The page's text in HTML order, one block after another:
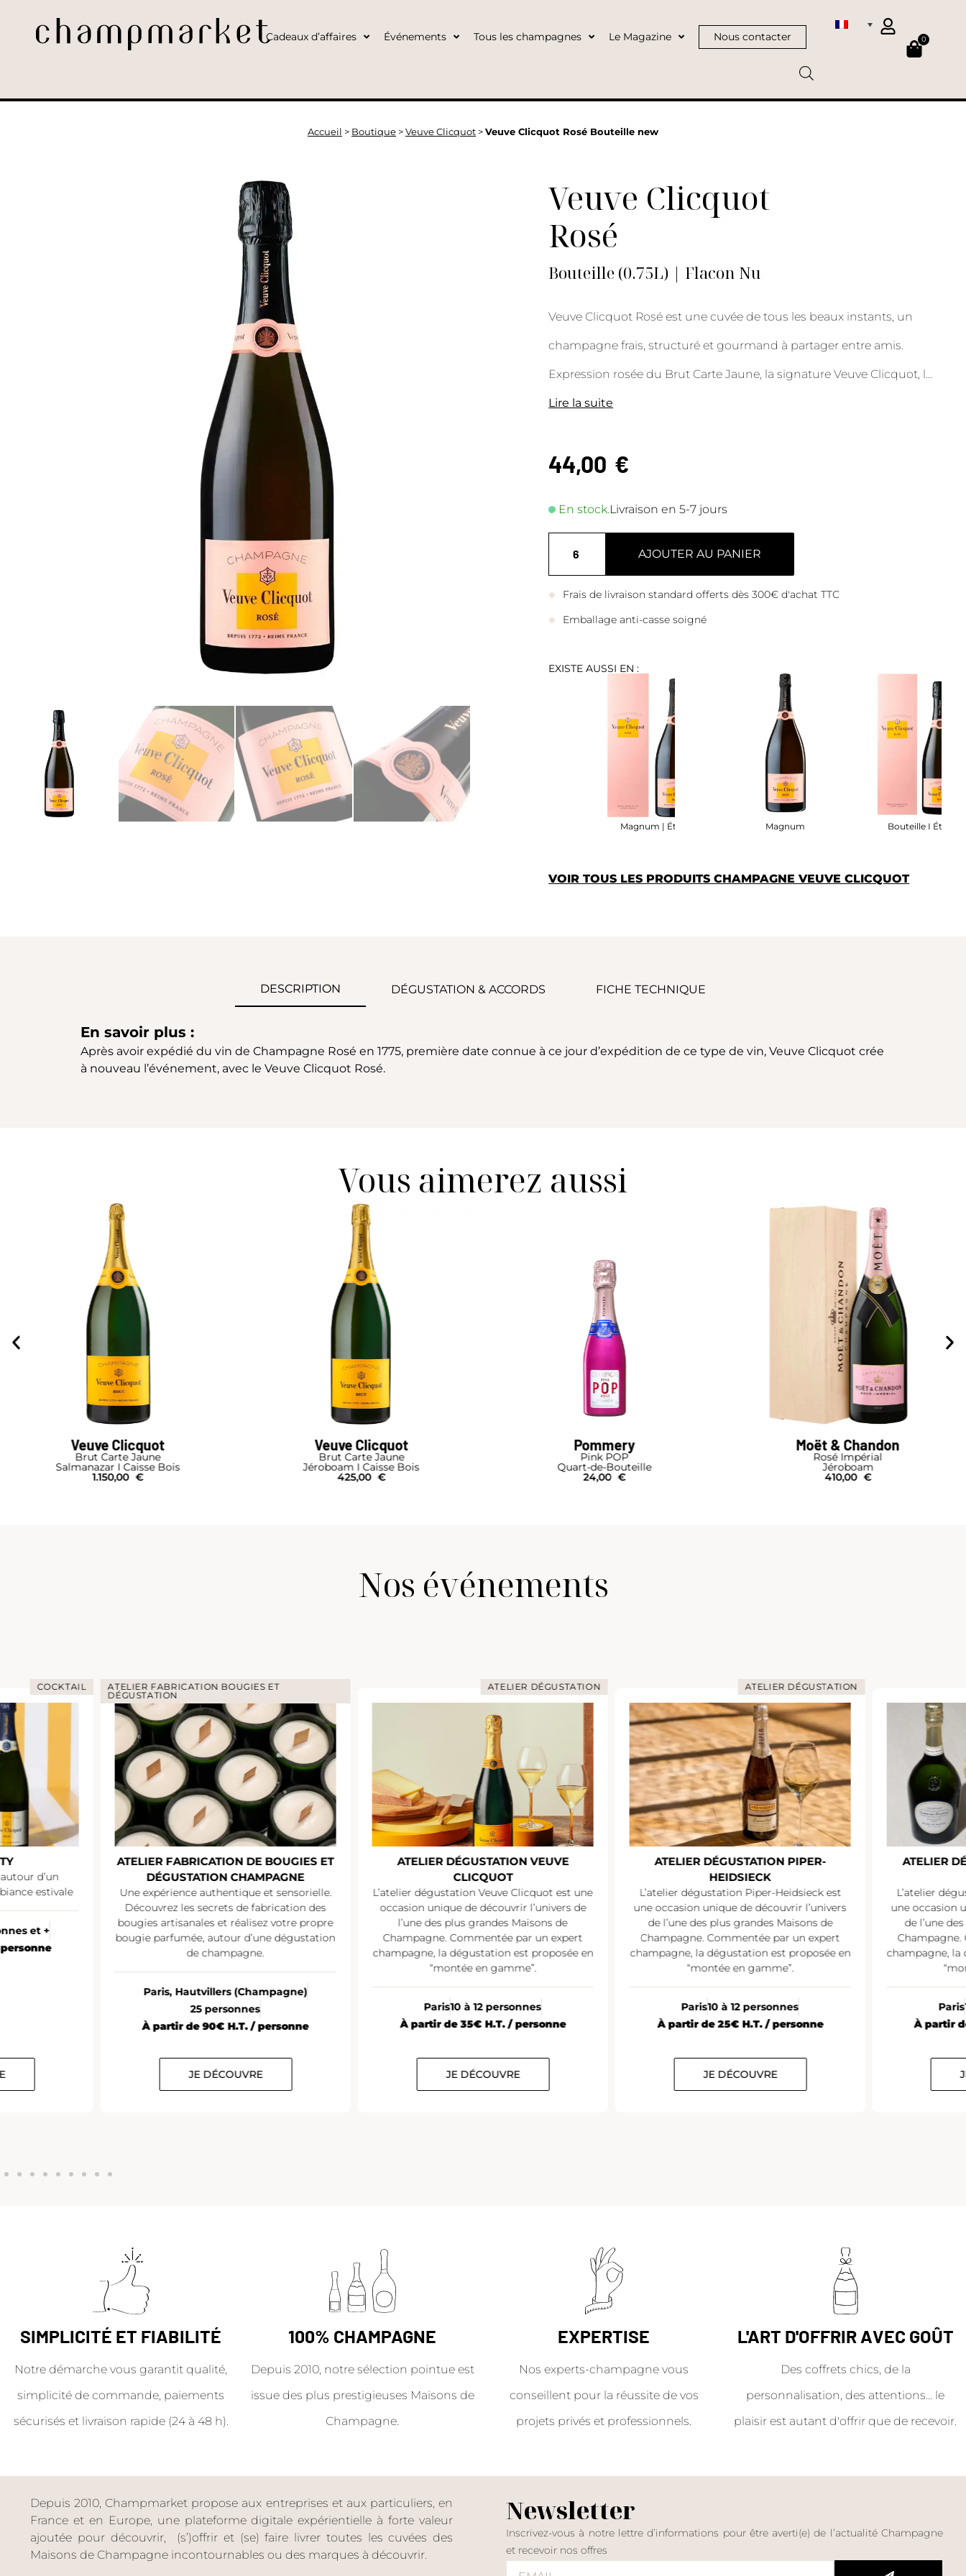
Cadeaux d’affaires Événements Tous les champagnes Le Magazine Nous contacter 0
Accueil > Boutique > Veuve Clicquot > Veuve Clicquot Rosé Bouteille new
Veuve Clicquot
Rosé
Bouteille (0.75L) | Flacon Nu
Veuve Clicquot Rosé est une cuvée de tous les beaux instants, un
champagne frais, structuré et gourmand à partager entre amis.
Expression rosée du Brut Carte Jaune, la signature Veuve Clicquot, l ...
Lire la suite
44,00 €
En stock.Livraison en 5-7 jours
AJOUTER AU PANIER
Frais de livraison standard offerts dès 300€ d'achat TTC
Emballage anti-casse soigné
EXISTE AUSSI EN :
Magnum | Étui Magnum Bouteille I Étui
VOIR TOUS LES PRODUITS CHAMPAGNE VEUVE CLICQUOT
DESCRIPTION DÉGUSTATION & ACCORDS FICHE TECHNIQUE
En savoir plus :
Après avoir expédié du vin de Champagne Rosé en 1775, première date connue à ce jour d’expédition de ce type de vin, Veuve Clicquot crée
à nouveau l’événement, avec le Veuve Clicquot Rosé.
Vous aimerez aussi
Veuve Clicquot
Brut Carte Jaune
Salmanazar I Caisse Bois
1.150,00 €
Veuve Clicquot
Brut Carte Jaune
Jéroboam I Caisse Bois
425,00 €
Pommery
Pink POP
Quart-de-Bouteille
24,00 €
Moët & Chandon
Rosé Impérial
Jéroboam
410,00 €
Nos événements
COCKTAIL
d’un
estivale
et +
ATELIER FABRICATION BOUGIES ET
DÉGUSTATION
ATELIER FABRICATION DE BOUGIES ET
DÉGUSTATION CHAMPAGNE
Une expérience authentique et sensorielle.
Découvrez les secrets de fabrication des
bougies artisanales et réalisez votre propre
bougie parfumée, autour d’une dégustation
de champagne.
Paris, Hautvillers (Champagne)
25 personnes
À partir de 90€ H.T. / personne
JE DÉCOUVRE
ATELIER DÉGUSTATION
ATELIER DÉGUSTATION VEUVE
CLICQUOT
L’atelier dégustation Veuve Clicquot est une
occasion unique de découvrir l’univers de
l’une des plus grandes Maisons de
Champagne. Commentée par un expert
champagne, la dégustation est proposée en
“montée en gamme”.
Paris10 à 12 personnes
À partir de 35€ H.T. / personne
JE DÉCOUVRE
ATELIER DÉGUSTATION
ATELIER DÉGUSTATION PIPER-
HEIDSIECK
L’atelier dégustation Piper-Heidsieck est
une occasion unique de découvrir l’univers
de l’une des plus grandes Maisons de
Champagne. Commentée par un expert
champagne, la dégustation est proposée en
“montée en gamme”.
Paris10 à 12 personnes
À partir de 25€ H.T. / personne
JE DÉCOUVRE
ATELIER
L’atelier
une occasion
de l’une
champagne, la
Paris
À partir
SIMPLICITÉ ET FIABILITÉ
Notre démarche vous garantit qualité,
simplicité de commande, paiements
sécurisés et livraison rapide (24 à 48 h).
100% CHAMPAGNE
Depuis 2010, notre sélection pointue est
issue des plus prestigieuses Maisons de
Champagne.
EXPERTISE
Nos experts-champagne vous
conseillent pour la réussite de vos
projets privés et professionnels.
L'ART D'OFFRIR AVEC GOÛT
Des coffrets chics, de la
personnalisation, des attentions… le
plaisir est autant d'offrir que de recevoir.
Depuis 2010, Champmarket propose aux entreprises et aux particuliers, en
France et en Europe, une plateforme digitale expérientielle à forte valeur
ajoutée pour découvrir, (s’)offrir et (se) faire livrer toutes les cuvées des
Maisons de Champagne incontournables ou des marques à découvrir.
Newsletter
Inscrivez-vous à notre lettre d’informations pour être averti(e) de l’actualité Champagne
et recevoir nos offres